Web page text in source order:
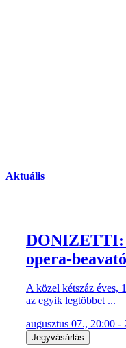
Aktuális
opera-
A közel kétszáz éves,
az egyik legtöbbet ...
augusztus 07., 20:00 -
Jegyvásárlás